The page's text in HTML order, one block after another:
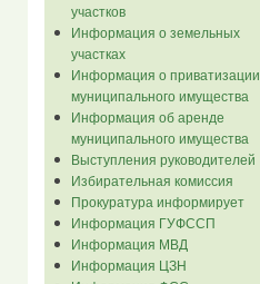
участков
Информация о земельных
участках
Информация о приватизации
муниципального имущества
Информация об аренде
муниципального имущества
Выступления руководителей
Избирательная комиссия
Прокуратура информирует
Информация ГУФССП
Информация МВД
Информация ЦЗН